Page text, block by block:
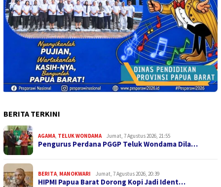
BERITA TERKINI
AGAMA TELUK WONDAMA Jumat, 7 Agustus 2026, 21:55
Pengurus Perdana PGGP Teluk Wondama Dila…
BERITA MANOKWARI Jumat, 7 Agustus 2026, 20:39
HIPMI Papua Barat Dorong Kopi Jadi Ident…